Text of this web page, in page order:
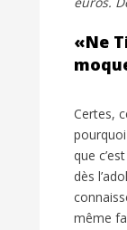
«Ne
Certes,
pourquoi
que
dès
même